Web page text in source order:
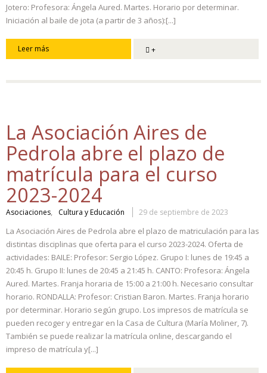
Jotero: Profesora: Ángela Aured. Martes. Horario por determinar.
Iniciación al baile de jota (a partir de 3 años):[...]
Leer más +
La Asociación Aires de
Pedrola abre el plazo de
matrícula para el curso
2023-2024
Asociaciones, Cultura y Educación 29 de septiembre de 2023
La Asociación Aires de Pedrola abre el plazo de matriculación para las
distintas disciplinas que oferta para el curso 2023-2024. Oferta de
actividades: BAILE: Profesor: Sergio López. Grupo I: lunes de 19:45 a
20:45 h. Grupo II: lunes de 20:45 a 21:45 h. CANTO: Profesora: Ángela
Aured. Martes. Franja horaria de 15:00 a 21:00 h. Necesario consultar
horario. RONDALLA: Profesor: Cristian Baron. Martes. Franja horario
por determinar. Horario según grupo. Los impresos de matrícula se
pueden recoger y entregar en la Casa de Cultura (María Moliner, 7).
También se puede realizar la matrícula online, descargando el
impreso de matrícula y[...]